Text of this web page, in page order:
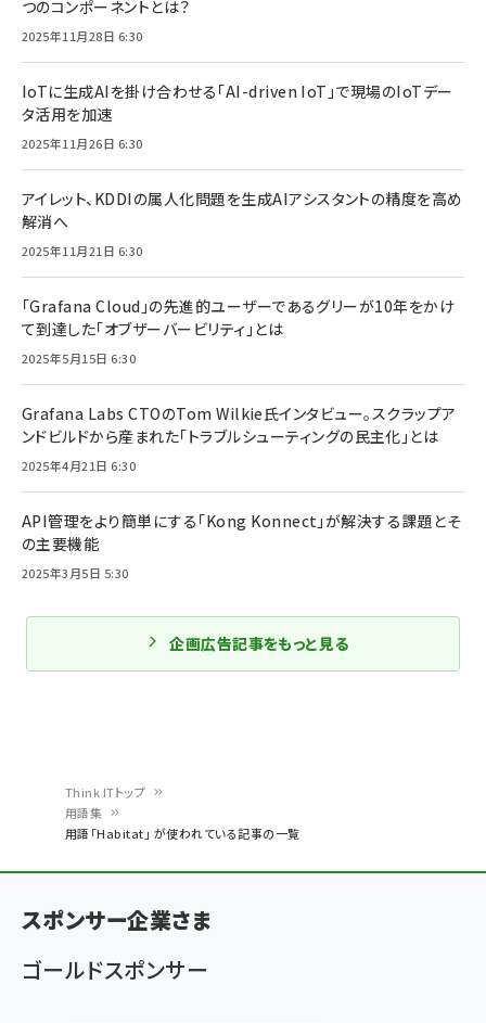
ン
く
ず
Think ITトップ
用語集
用語「Habitat」 が使われている記事の一覧
つのコンポーネントとは？
2025年11月28日 6:30
IoTに生成AIを掛け合わせる「AI-driven IoT」で現場のIoTデー
タ活用を加速
2025年11月26日 6:30
アイレット、KDDIの属人化問題を生成AIアシスタントの精度を高め
解消へ
2025年11月21日 6:30
「Grafana Cloud」の先進的ユーザーであるグリーが10年をかけ
て到達した「オブザーバービリティ」とは
2025年5月15日 6:30
Grafana Labs CTOのTom Wilkie氏インタビュー。スクラップア
ンドビルドから産まれた「トラブルシューティングの民主化」とは
2025年4月21日 6:30
API管理をより簡単にする「Kong Konnect」が解決する課題とそ
の主要機能
2025年3月5日 5:30
企画広告記事をもっと見る
スポンサー企業さま
ゴールドスポンサー